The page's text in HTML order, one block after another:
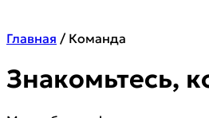
Главная / Команда
Знакомьтесь,